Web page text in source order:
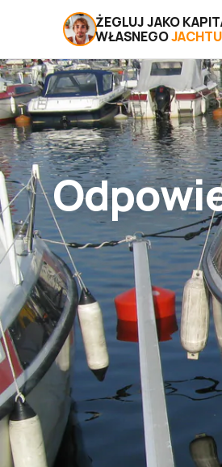
ŻEGLUJ JAKO
WŁASNEGOJACHTU